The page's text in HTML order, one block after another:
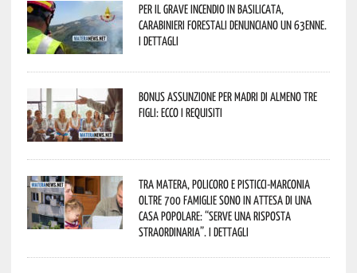
Per il grave incendio in Basilicata,
Carabinieri forestali denunciano un 63enne.
I dettagli
Bonus assunzione per madri di almeno tre
figli: ecco i requisiti
Tra Matera, Policoro e Pisticci-Marconia
oltre 700 famiglie sono in attesa di una
casa popolare: “serve una risposta
straordinaria”. I dettagli